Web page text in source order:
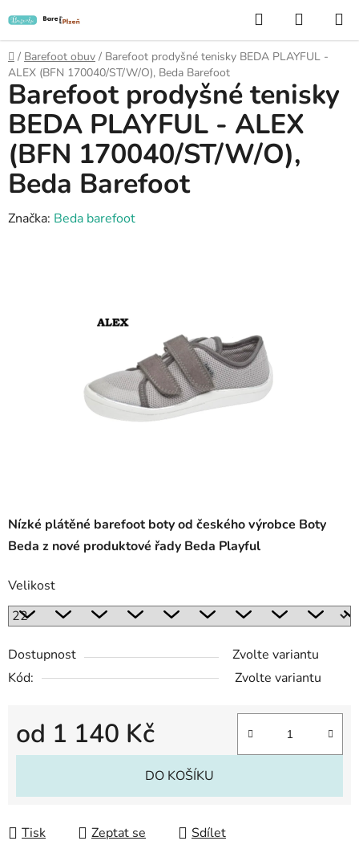
na
obsah
Hledat
KOŠÍK
Domů
/ Barefoot obuv / Barefoot prodyšné tenisky BEDA PLAYFUL -
ALEX (BFN 170040/ST/W/O), Beda Barefoot
Nízké plátěné barefoot boty od českého výrobce Boty
Beda z nové produktové řady Beda Playful
Velikost
Dostupnost
Zvolte variantu
Kód:
Zvolte variantu
od 1 140 Kč
Měrná cena:
DO KOŠÍKU
Tisk Zeptat se Sdílet
Barefoot prodyšné tenisky
BEDA PLAYFUL - ALEX
(BFN 170040/ST/W/O),
Beda Barefoot
Značka: Beda barefoot